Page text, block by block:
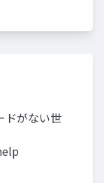
ドがない世